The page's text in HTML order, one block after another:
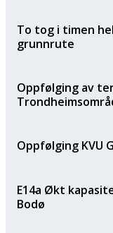
To tog i timen
grunnrute
Oppfølging av
Oppfølging KVU
E14a Økt
Bodø